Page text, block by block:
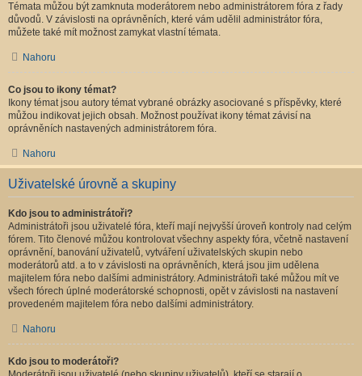
Témata můžou být zamknuta moderátorem nebo administrátorem fóra z řady
důvodů. V závislosti na oprávněních, které vám udělil administrátor fóra,
můžete také mít možnost zamykat vlastní témata.
Nahoru
Co jsou to ikony témat?
Ikony témat jsou autory témat vybrané obrázky asociované s příspěvky, které
můžou indikovat jejich obsah. Možnost používat ikony témat závisí na
oprávněních nastavených administrátorem fóra.
Nahoru
Uživatelské úrovně a skupiny
Kdo jsou to administrátoři?
Administrátoři jsou uživatelé fóra, kteří mají nejvyšší úroveň kontroly nad celým
fórem. Tito členové můžou kontrolovat všechny aspekty fóra, včetně nastavení
oprávnění, banování uživatelů, vytváření uživatelských skupin nebo
moderátorů atd. a to v závislosti na oprávněních, která jsou jim udělena
majitelem fóra nebo dalšími administrátory. Administrátoři také můžou mít ve
všech fórech úplné moderátorské schopnosti, opět v závislosti na nastavení
provedeném majitelem fóra nebo dalšími administrátory.
Nahoru
Kdo jsou to moderátoři?